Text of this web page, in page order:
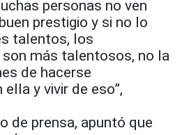
personas no ven
prestigio y si no lo
talentos, los
más talentosos, no la
de hacerse
y vivir de eso”,
de prensa, apuntó que